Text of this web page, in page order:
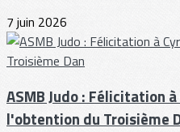
7 juin 2026
ASMB Judo : Félicitation
l'obtention du Troisième